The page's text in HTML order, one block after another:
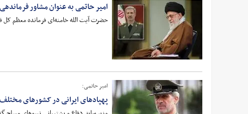
امیر حاتمی به عنوان مشاور
حضرت آیت الله خامنه‌ای فرمانده معظم کل
امیر حاتمی:
پهپادهای ایرانی در کشورهای مختلف